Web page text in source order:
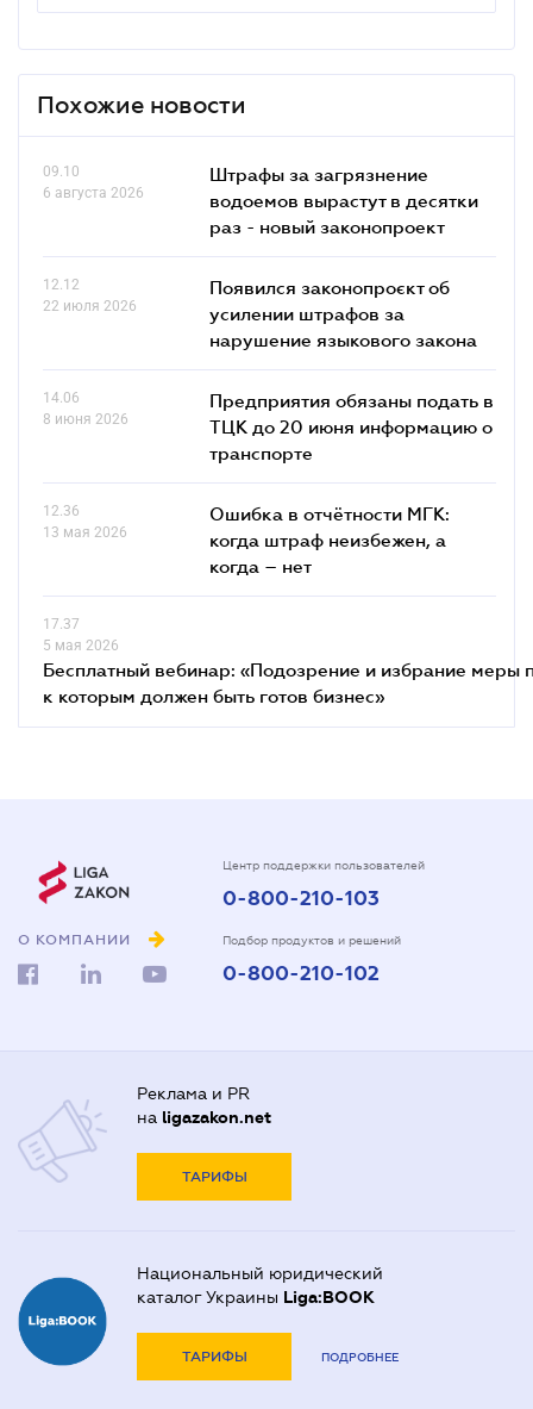
Похожие новости
09.10
6 августа 2026
Штрафы за загрязнение
водоемов вырастут в десятки
раз - новый законопроект
12.12
22 июля 2026
Появился законопроєкт об
усилении штрафов за
нарушение языкового закона
14.06
8 июня 2026
Предприятия обязаны подать в
ТЦК до 20 июня информацию о
транспорте
12.36
13 мая 2026
Ошибка в отчётности МГК:
когда штраф неизбежен, а
когда – нет
17.37
5 мая 2026
Бесплатный вебинар: «Подозрение и избрание меры
к которым должен быть готов бизнес»
О КОМПАНИИ
Центр поддержки пользователей
0-800-210-103
Подбор продуктов и решений
0-800-210-102
Реклама и PR
на ligazakon.net
ТАРИФЫ
Национальный юридический
каталог Украины Liga:BOOK
ТАРИФЫ ПОДРОБНЕЕ